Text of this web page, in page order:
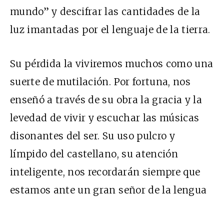
mundo” y descifrar las cantidades de la
luz imantadas por el lenguaje de la tierra.
Su pérdida la viviremos muchos como una
suerte de mutilación. Por fortuna, nos
enseñó a través de su obra la gracia y la
levedad de vivir y escuchar las músicas
disonantes del ser. Su uso pulcro y
límpido del castellano, su atención
inteligente, nos recordarán siempre que
estamos ante un gran señor de la lengua